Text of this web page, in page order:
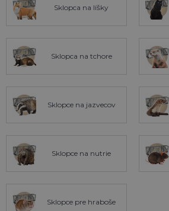
Sklopca na líšky
Sklopca na tchore
Sklopce na jazvecov
Sklopce na nutrie
Sklopce pre hraboše